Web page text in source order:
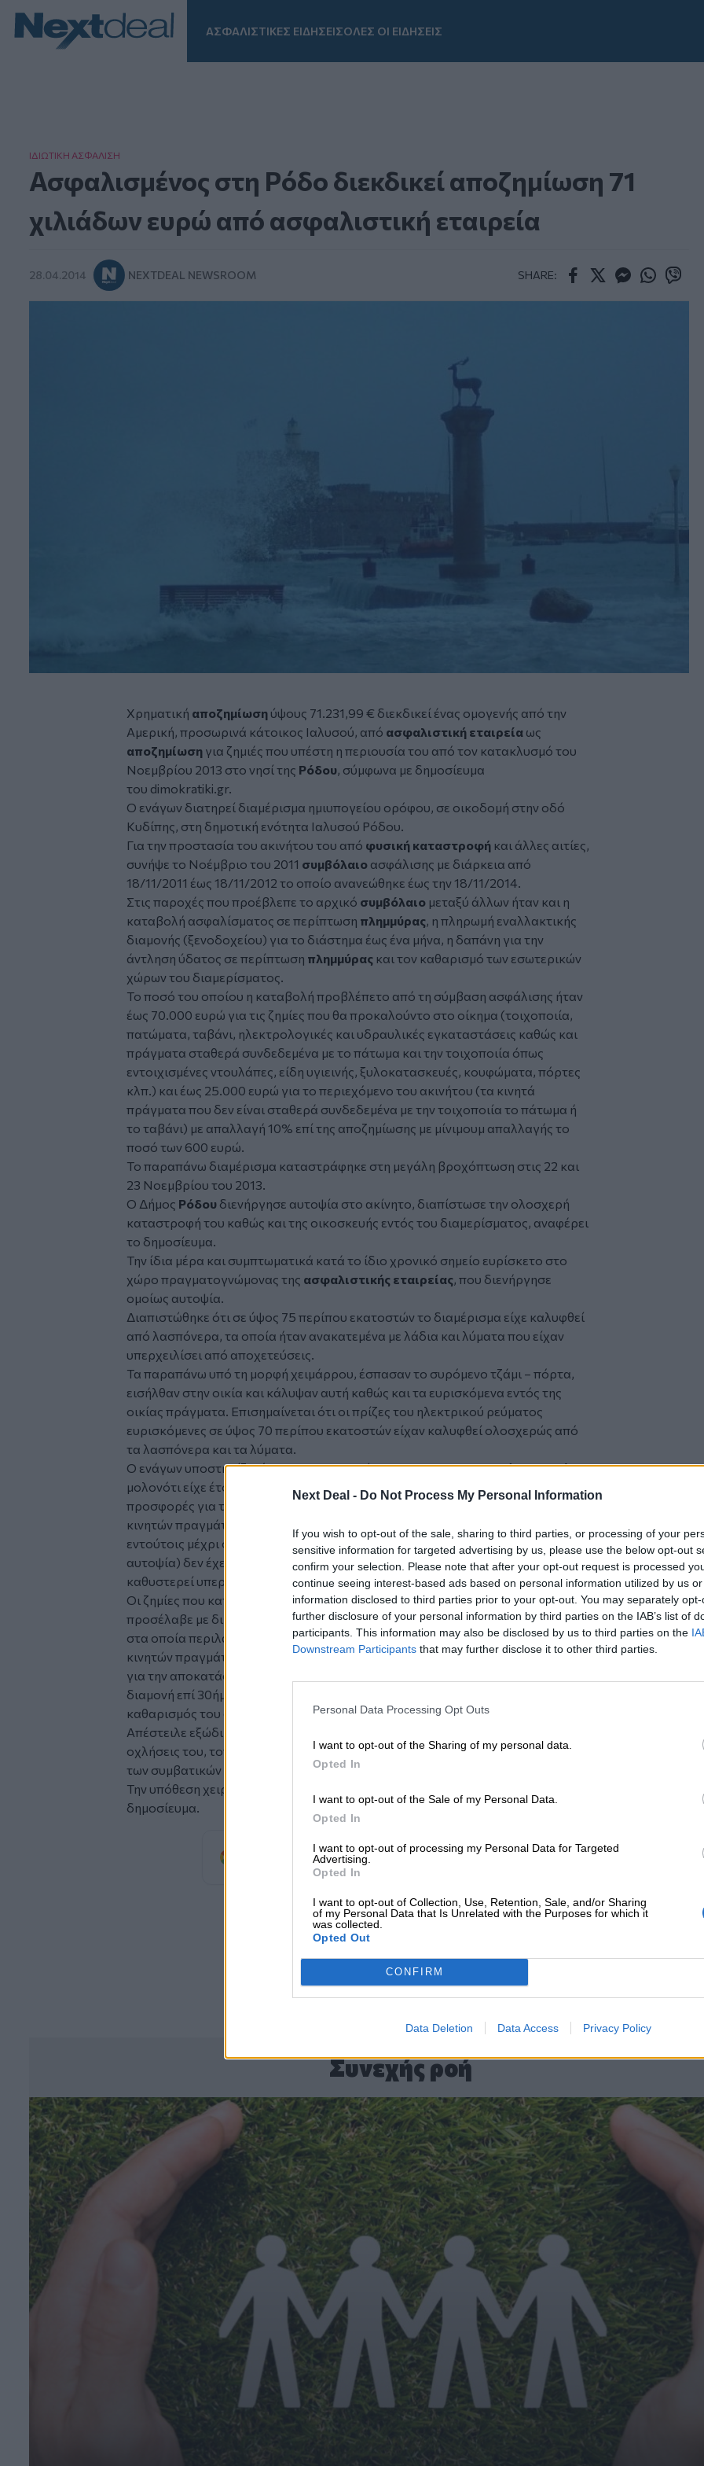
Next Deal - Do Not Process My Personal Information
If you wish to opt-out of the sale, sharing to third parties, or processing of your
sensitive information for targeted advertising by us, please use the below opt-out
confirm your selection. Please note that after your opt-out request is processed
continue seeing interest-based ads based on personal information utilized by us
information disclosed to third parties prior to your opt-out. You may separately
further disclosure of your personal information by third parties on the IAB’s list of
participants. This information may also be disclosed by us to third parties on the
Downstream Participants that may further disclose it to other third parties.
Personal Data Processing Opt Outs
I want to opt-out of the Sharing of my personal data.
Opted In
I want to opt-out of the Sale of my Personal Data.
Opted In
I want to opt-out of processing my Personal Data for Targeted
Advertising.
Opted In
I want to opt-out of Collection, Use, Retention, Sale, and/or Sharing
of my Personal Data that Is Unrelated with the Purposes for which it
was collected.
Opted Out
CONFIRM
Data Deletion Data Access Privacy Policy
ΑΣΦΑΛΙΣΤΙΚΕΣ ΕΙΔΗΣΕΙΣΟΛΕΣ ΟΙ ΕΙΔΗΣΕΙΣ
ΙΔΙΩΤΙΚΗ ΑΣΦAΛΙΣΗ
Ασφαλισμένος στη Ρόδο διεκδικεί αποζημίωση 71
χιλιάδων ευρώ από ασφαλιστική εταιρεία
28.04.2014 NEXTDEAL NEWSROOM SHARE:
Χρηματική αποζημίωση ύψους 71.231,99 € διεκδικεί ένας ομογενής από την
Αμερική, προσωρινά κάτοικος Ιαλυσού, από ασφαλιστική εταιρεία ως
αποζημίωση για ζημιές που υπέστη η περιουσία του από τον κατακλυσμό του
Νοεμβρίου 2013 στο νησί της Ρόδου, σύμφωνα με δημοσίευμα
του dimokratiki.gr.
Ο ενάγων διατηρεί διαμέρισμα ημιυπογείου ορόφου, σε οικοδομή στην οδό
Κυδίπης, στη δημοτική ενότητα Ιαλυσού Ρόδου.
Για την προστασία του ακινήτου του από φυσική καταστροφή και άλλες αιτίες,
συνήψε το Νοέμβριο του 2011 συμβόλαιο ασφάλισης με διάρκεια από
18/11/2011 έως 18/11/2012 το οποίο ανανεώθηκε έως την 18/11/2014.
Στις παροχές που προέβλεπε το αρχικό συμβόλαιο μεταξύ άλλων ήταν και η
καταβολή ασφαλίσματος σε περίπτωση πλημμύρας, η πληρωμή εναλλακτικής
διαμονής (ξενοδοχείου) για το διάστημα έως ένα μήνα, η δαπάνη για την
άντληση ύδατος σε περίπτωση πλημμύρας και τον καθαρισμό των εσωτερικών
χώρων του διαμερίσματος.
Το ποσό του οποίου η καταβολή προβλέπετο από τη σύμβαση ασφάλισης ήταν
έως 70.000 ευρώ για τις ζημίες που θα προκαλούντο στο οίκημα (τοιχοποιία,
πατώματα, ταβάνι, ηλεκτρολογικές και υδραυλικές εγκαταστάσεις καθώς και
πράγματα σταθερά συνδεδεμένα με το πάτωμα και την τοιχοποιία όπως
εντοιχισμένες ντουλάπες, είδη υγιεινής, ξυλοκατασκευές, κουφώματα, πόρτες
κλπ.) και έως 25.000 ευρώ για το περιεχόμενο του ακινήτου (τα κινητά
πράγματα που δεν είναι σταθερά συνδεδεμένα με την τοιχοποιία το πάτωμα ή
το ταβάνι) με απαλλαγή 10% επί της αποζημίωσης με μίνιμουμ απαλλαγής το
ποσό των 600 ευρώ.
Το παραπάνω διαμέρισμα καταστράφηκε στη μεγάλη βροχόπτωση στις 22 και
23 Νοεμβρίου του 2013.
Ο Δήμος Ρόδου διενήργησε αυτοψία στο ακίνητο, διαπίστωσε την ολοσχερή
καταστροφή του καθώς και της οικοσκευής εντός του διαμερίσματος, αναφέρει
το δημοσίευμα.
Την ίδια μέρα και συμπτωματικά κατά το ίδιο χρονικό σημείο ευρίσκετο στο
χώρο πραγματογνώμονας της ασφαλιστικής εταιρείας, που διενήργησε
ομοίως αυτοψία.
Διαπιστώθηκε ότι σε ύψος 75 περίπου εκατοστών το διαμέρισμα είχε καλυφθεί
από λασπόνερα, τα οποία ήταν ανακατεμένα με λάδια και λύματα που είχαν
υπερχειλίσει από αποχετεύσεις.
Τα παραπάνω υπό τη μορφή χειμάρρου, έσπασαν το συρόμενο τζάμι – πόρτα,
εισήλθαν στην οικία και κάλυψαν αυτή καθώς και τα ευρισκόμενα εντός της
οικίας πράγματα. Επισημαίνεται ότι οι πρίζες του ηλεκτρικού ρεύματος
ευρισκόμενες σε ύψος 70 περίπου εκατοστών είχαν καλυφθεί ολοσχερώς από
τα λασπόνερα και τα λύματα.
Ο ενάγων υποστηρίζει ότι ο πραγματογνώμονας τηςασφαλιστικής εταιρείας
μολονότι είχε έτοιμο το φάκελο των ζημιών με περίπου 500 φωτογραφίες, με
προσφορές για την αποκατάσταση των ζημιών και την αντικατάσταση των
κινητών πραγμάτων, κάτι που απλοποιούσε την εργασία που είχε αναλάβει,
εντούτοις μέχρι σήμερα (3 και πλέον μήνες μετά την ενεργηθείσα από αυτόν
αυτοψία) δεν έχει παραδώσει τα πορίσματα της αυτοψίας του με συνέπεια να
καθυστερεί υπερβολικά η καταβολή της προβλεπόμενηςαποζημίωσης.
Οι ζημίες που κατεγράφησαν από τους εμπειρογνώμονες τους οποίους
προσέλαβε με δική του δαπάνη ανέρχονται στο συνολικό ποσό των 41.475,66 €
στα οποία περιλαμβάνονται οι δαπάνες αντικατάστασης των κατεστραμμένων
κινητών πραγμάτων με πράγματα αντίστοιχης (ή ίδιας) κατηγορίας, η δαπάνη
για την αποκατάσταση των ζημιών που υπέστη το ακίνητο, η ασφαλισθείσα
διαμονή επί 30ήμερο σε ξενοδοχείο καθώς και άντληση των υδάτων και
καθαρισμός του ακινήτου.
Απέστειλε εξώδικο στην
οχλήσεις του, τον αγνοεί επιδεικτικά αρνούμενη να προβεί στην εκπλήρωση
των συμβατικών της υποχρεώσεων.
Την υπόθεση χειρίζεται ο δικηγόρος κ. Γιάννης Καραμιχάλης, καταλήγει το
δημοσίευμα.
Προσθέστε τοnextdeal.grως
προτιμώμενη πηγή ενημέρωσης στο Google
Συνεχής ροή